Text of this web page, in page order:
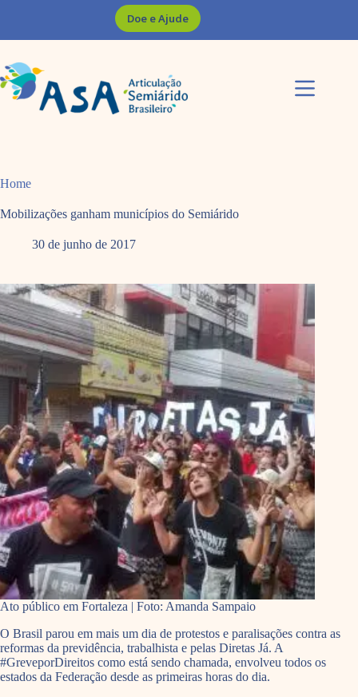
Doe e Ajude
Home
Mobilizações ganham municípios do Semiárido
30 de junho de 2017
Ato público em Fortaleza | Foto: Amanda Sampaio
O Brasil parou em mais um dia de protestos e paralisações contra as
reformas da previdência, trabalhista e pelas Diretas Já. A
#GreveporDireitos como está sendo chamada, envolveu todos os
estados da Federação desde as primeiras horas do dia.